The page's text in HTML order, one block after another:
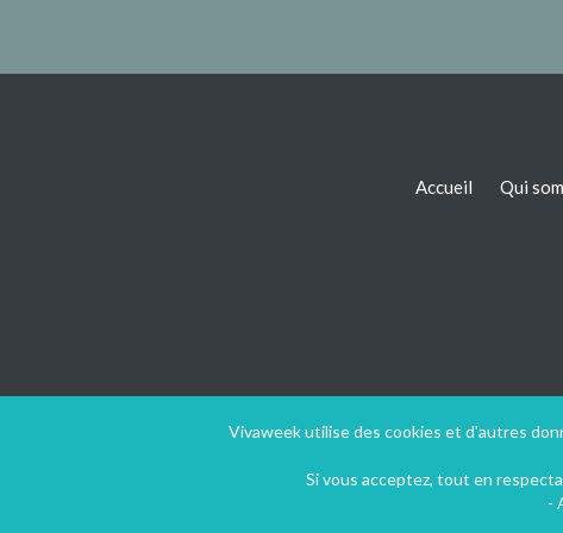
Vivaweek utilise des cookies et d'autres
Si vous acceptez, tout en
-
Accueil Qui